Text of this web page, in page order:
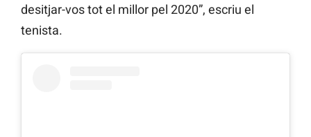
desitjar-vos tot el millor pel 2020”, escriu el
tenista.